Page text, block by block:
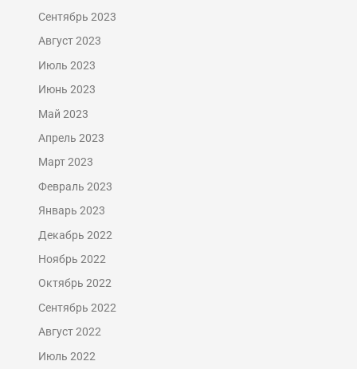
Сентябрь 2023
Август 2023
Июль 2023
Июнь 2023
Май 2023
Апрель 2023
Март 2023
Февраль 2023
Январь 2023
Декабрь 2022
Ноябрь 2022
Октябрь 2022
Сентябрь 2022
Август 2022
Июль 2022